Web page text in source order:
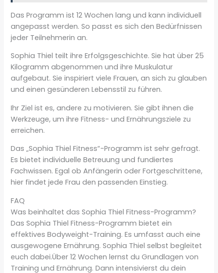
Das Programm ist 12 Wochen lang und kann individuell
angepasst werden. So passt es sich den Bedürfnissen
jeder Teilnehmerin an.
Sophia Thiel teilt ihre Erfolgsgeschichte. Sie hat über 25
Kilogramm abgenommen und ihre Muskulatur
aufgebaut. Sie inspiriert viele Frauen, an sich zu glauben
und einen gesünderen Lebensstil zu führen.
Ihr Ziel ist es, andere zu motivieren. Sie gibt ihnen die
Werkzeuge, um ihre Fitness- und Ernährungsziele zu
erreichen.
Das „Sophia Thiel Fitness“-Programm ist sehr gefragt.
Es bietet individuelle Betreuung und fundiertes
Fachwissen. Egal ob Anfängerin oder Fortgeschrittene,
hier findet jede Frau den passenden Einstieg.
FAQ
Was beinhaltet das Sophia Thiel Fitness-Programm?
Das Sophia Thiel Fitness-Programm bietet ein
effektives Bodyweight-Training. Es umfasst auch eine
ausgewogene Ernährung. Sophia Thiel selbst begleitet
euch dabei.Über 12 Wochen lernst du Grundlagen von
Training und Ernährung. Dann intensivierst du dein